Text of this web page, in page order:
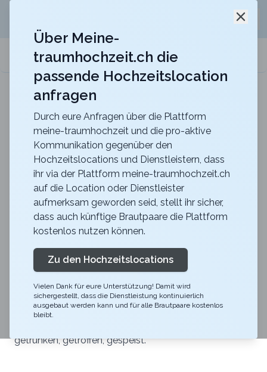
meine-traumhochzeit.ch
Hotel Belvoir Lake View & Spa
Heiraten im Hotel Belvoir mit unvergesslichem Blick
Zurück zur Suche
CERVO Mountain Resort -
Bazaar
4.7
Zeremonie
VS
Inspiriert von den lebhaften Märkten im Orient, ist der
Bazaar das Herz des CERVO. Hier treffen sie sich alle:
Moderne Nomaden, Entdecker und Einheimische. Die
getrunken, getroffen, gespeist.
Über Meine-
traumhochzeit.ch die
passende Hochzeitslocation
anfragen
Durch eure Anfragen über die Plattform
meine-traumhochzeit und die pro-aktive
Kommunikation gegenüber den
Hochzeitslocations und Dienstleistern, dass
ihr via der Plattform meine-traumhochzeit.ch
auf die Location oder Dienstleister
aufmerksam geworden seid, stellt ihr sicher,
dass auch künftige Brautpaare die Plattform
kostenlos nutzen können.
Zu den Hochzeitslocations
Vielen Dank für eure Unterstützung! Damit wird
sichergestellt, dass die Dienstleistung kontinuierlich
ausgebaut werden kann und für alle Brautpaare kostenlos
bleibt.